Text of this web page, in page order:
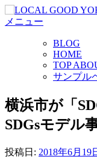
ン
キ
ッ
プ
メニュー
BLOG
HOME
TOP
サンプル
横浜市が「
SDGsモデル
投稿日: 2018年6月19